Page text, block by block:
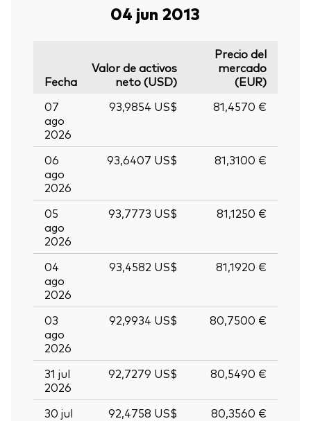
04 jun 2013
Fecha
Valor de activos
neto (USD)
Precio del
mercado
(EUR)
07
ago
2026
93,9854 US$ 81,4570 €
06
ago
2026
93,6407 US$ 81,3100 €
05
ago
2026
93,7773 US$ 81,1250 €
04
ago
2026
93,4582 US$ 81,1920 €
03
ago
2026
92,9934 US$ 80,7500 €
31 jul
2026
92,7279 US$ 80,5490 €
30 jul
92,4758 US$ 80,3560 €